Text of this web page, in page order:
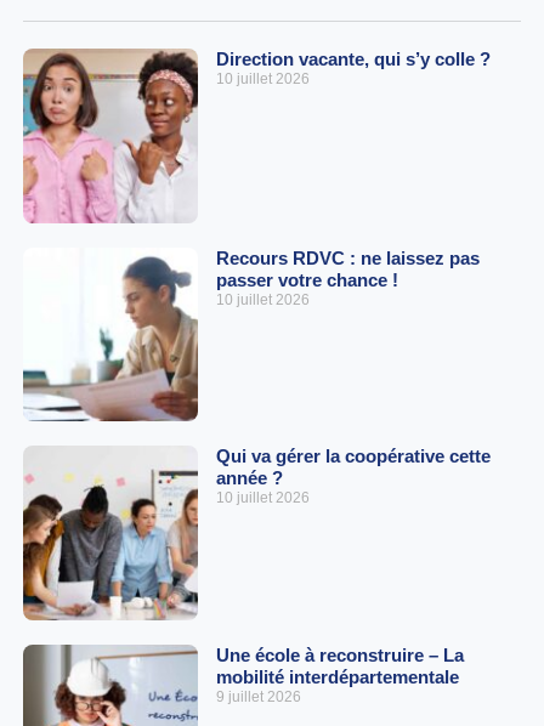
Direction vacante, qui s’y colle ?
10 juillet 2026
Recours RDVC : ne laissez pas
passer votre chance !
10 juillet 2026
Qui va gérer la coopérative cette
année ?
10 juillet 2026
Une école à reconstruire – La
mobilité interdépartementale
9 juillet 2026